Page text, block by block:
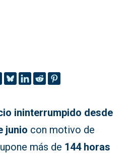
ininterrumpido desde
junio con motivo de
más de 144 horas